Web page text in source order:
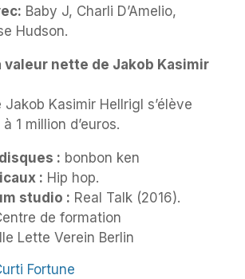
Baby J, Charli D’Amelio,
Hudson.
valeur nette de Jakob Kasimir
Kasimir Hellrigl s’élève
1 million d’euros.
: bonbon ken
: Hip hop.
studio : Real Talk (2016).
de formation
Lette Verein Berlin
Fortune